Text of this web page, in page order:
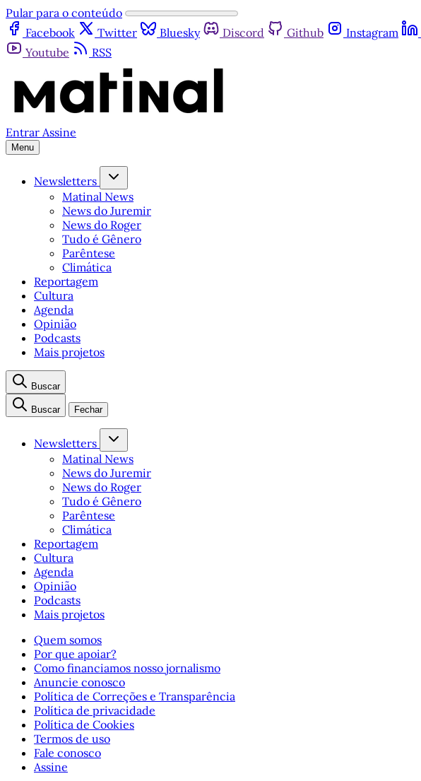
Pular para o conteúdo
Facebook
Twitter Bluesky Discord Github Instagram
Youtube
RSS
Entrar Assine
Menu
Newsletters
Matinal News
News do Juremir
News do Roger
Tudo é Gênero
Parêntese
Climática
Reportagem
Cultura
Agenda
Opinião
Podcasts
Mais projetos
Buscar
Buscar Fechar
Newsletters
Matinal News
News do Juremir
News do Roger
Tudo é Gênero
Parêntese
Climática
Reportagem
Cultura
Agenda
Opinião
Podcasts
Mais projetos
Quem somos
Por que apoiar?
Como financiamos nosso jornalismo
Anuncie conosco
Política de Correções e Transparência
Política de privacidade
Política de Cookies
Termos de uso
Fale conosco
Assine